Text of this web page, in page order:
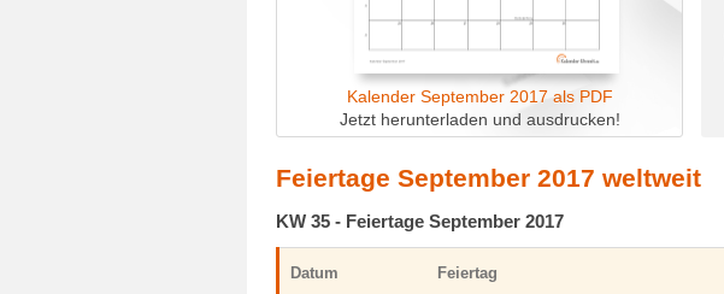
Kalender September 2017 als PDF
Jetzt herunterladen und ausdrucken!
Feiertage September 2017 weltweit
KW 35 - Feiertage September 2017
Datum Feiertag